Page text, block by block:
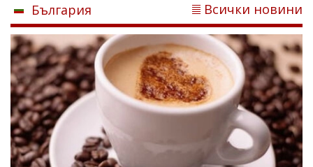
България Всички новини